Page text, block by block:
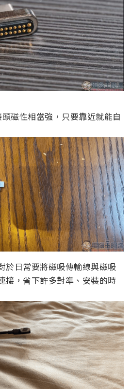
磁性相當強，只要靠近就能自
於日常要將磁吸傳輸線與磁吸
接，省下許多對準、安裝的時